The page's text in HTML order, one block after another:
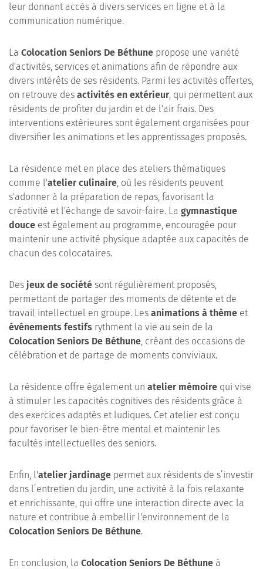
leur donnant accès à divers services en ligne et à la
communication numérique.
La Colocation Seniors De Béthune propose une variété
d'activités, services et animations afin de répondre aux
divers intérêts de ses résidents. Parmi les activités offertes,
on retrouve des activités en extérieur, qui permettent aux
résidents de profiter du jardin et de l'air frais. Des
interventions extérieures sont également organisées pour
diversifier les animations et les apprentissages proposés.
La résidence met en place des ateliers thématiques
comme l'atelier culinaire, où les résidents peuvent
s'adonner à la préparation de repas, favorisant la
créativité et l'échange de savoir-faire. La gymnastique
douce est également au programme, encouragée pour
maintenir une activité physique adaptée aux capacités de
chacun des colocataires.
Des jeux de société sont régulièrement proposés,
permettant de partager des moments de détente et de
travail intellectuel en groupe. Les animations à thème et
événements festifs rythment la vie au sein de la
Colocation Seniors De Béthune, créant des occasions de
célébration et de partage de moments conviviaux.
La résidence offre également un atelier mémoire qui vise
à stimuler les capacités cognitives des résidents grâce à
des exercices adaptés et ludiques. Cet atelier est conçu
pour favoriser le bien-être mental et maintenir les
facultés intellectuelles des seniors.
Enfin, l'atelier jardinage permet aux résidents de s’investir
dans l’entretien du jardin, une activité à la fois relaxante
et enrichissante, qui offre une interaction directe avec la
nature et contribue à embellir l'environnement de la
Colocation Seniors De Béthune.
En conclusion, la Colocation Seniors De Béthune à